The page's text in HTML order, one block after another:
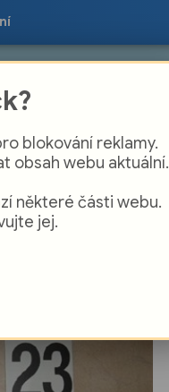
blokování reklamy.
obsah webu aktuální.
některé části webu.
jej.